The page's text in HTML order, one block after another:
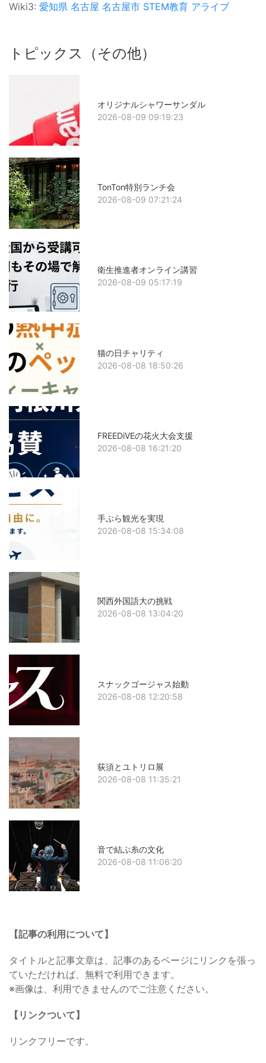
Wiki3: 愛知県 名古屋 名古屋市 STEM教育 アライブ
トピックス（その他）
オリジナルシャワーサンダル
2026-08-09 09:19:23
TonTon特別ランチ会
2026-08-09 07:21:24
衛生推進者オンライン講習
2026-08-09 05:17:19
猫の日チャリティ
2026-08-08 18:50:26
FREEDiVEの花火大会支援
2026-08-08 16:21:20
手ぶら観光を実現
2026-08-08 15:34:08
関西外国語大の挑戦
2026-08-08 13:04:20
スナックゴージャス始動
2026-08-08 12:20:58
荻須とユトリロ展
2026-08-08 11:35:21
音で結ぶ糸の文化
2026-08-08 11:06:20
【記事の利用について】
タイトルと記事文章は、記事のあるページにリンクを張っ
ていただければ、無料で利用できます。
※画像は、利用できませんのでご注意ください。
【リンクついて】
リンクフリーです。